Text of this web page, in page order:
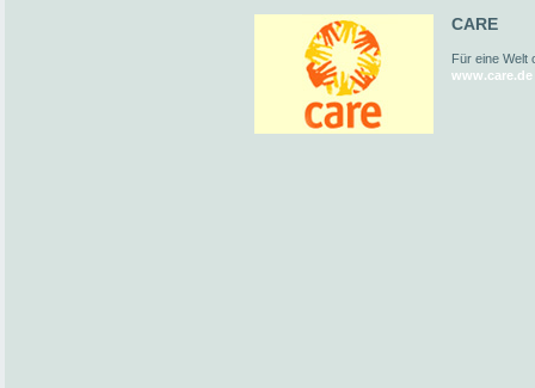
CARE
Für eine Welt
www.care.de